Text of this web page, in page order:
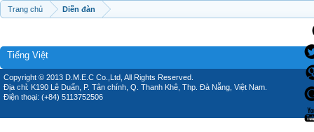
Trang chủ Diễn đàn
Tiếng Việt
Copyright © 2013 D.M.E.C Co.,Ltd, All Rights Reserved.
Địa chỉ: K190 Lê Duẩn, P. Tân chính, Q. Thanh Khê, Thp. Đà Nẵng, Việt Nam.
Điện thoại: (+84) 5113752506